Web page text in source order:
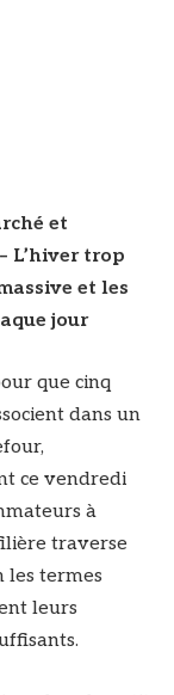
et
L’hiver trop
et les
jour
que cinq
dans un
ce vendredi
à
traverse
les termes
leurs